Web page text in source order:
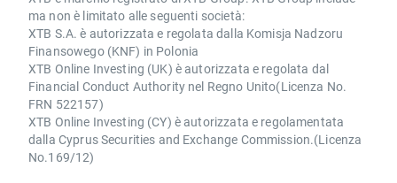
ma non è limitato alle seguenti società:
XTB S.A. è autorizzata e regolata dalla Komisja Nadzoru
Finansowego (KNF) in Polonia
XTB Online Investing (UK) è autorizzata e regolata dal
Financial Conduct Authority nel Regno Unito(Licenza No.
FRN 522157)
XTB Online Investing (CY) è autorizzata e regolamentata
dalla Cyprus Securities and Exchange Commission.(Licenza
No.169/12)